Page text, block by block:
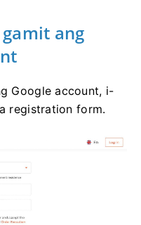
ang
Google account, i-
registration form.